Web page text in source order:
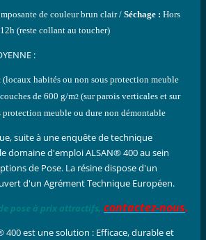
de couleur brun clair /Séchage :Hors
(reste collant au toucher)
:
(locaux habités ou non sous protection meuble
de 600 g/m2(sur parois verticales et sur
protectionmeuble ou dure non démontable
suite à une enquête de technique
domaine d'emploi ALSAN® 400 au sein
de Pose. La résine dispose d'un
d'un Agrément Technique Européen.
pose à prix attractifs,contactez-nous.
400 est une solution : Efficace, durable et